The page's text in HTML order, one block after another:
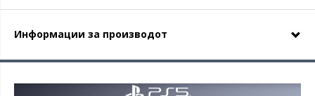
Информации за производот